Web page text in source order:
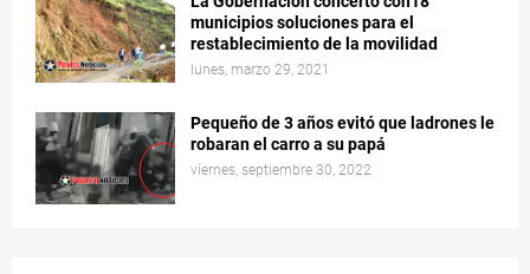
municipios soluciones para el
restablecimiento de la movilidad
lunes, marzo 29, 2021
Pequeño de 3 años evitó que ladrones le
robaran el carro a su papá
viernes, septiembre 30, 2022